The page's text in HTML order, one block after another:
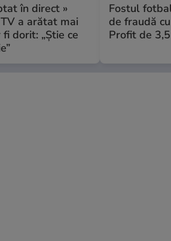
în direct »
a arătat mai
dorit: „Știe ce
Fostul
de fraudă
Profit de